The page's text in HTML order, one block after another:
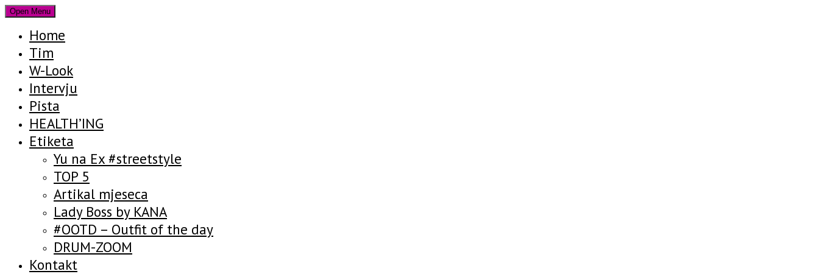
Open Menu
Home
Tim
W-Look
Intervju
Pista
HEALTH’ING
Etiketa
Yu na Ex #streetstyle
TOP 5
Artikal mjeseca
Lady Boss by KANA
#OOTD – Outfit of the day
DRUM-ZOOM
Kontakt